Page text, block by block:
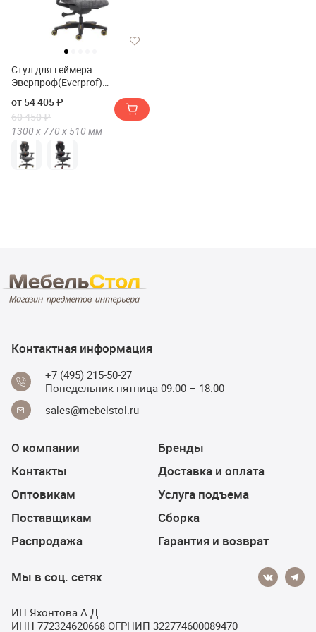
Стул для геймера
Эверпроф(Everprof)
от 54 405 ₽
60 450 ₽
1300 х 770 х 510 мм
Контактная информация
+7 (495) 215-50-27
Понедельник-пятница 09:00 – 18:00
sales@mebelstol.ru
О компании
Контакты
Оптовикам
Поставщикам
Распродажа
Бренды
Доставка и оплата
Услуга подъема
Сборка
Гарантия и возврат
Мы в соц. сетях
ИП Яхонтова А.Д.
ИНН 772324620668 ОГРНИП 322774600089470